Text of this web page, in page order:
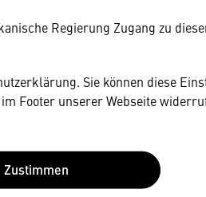
Regierung Zugang zu
Sie können diese
Footer unserer Webseite
Zustimmen